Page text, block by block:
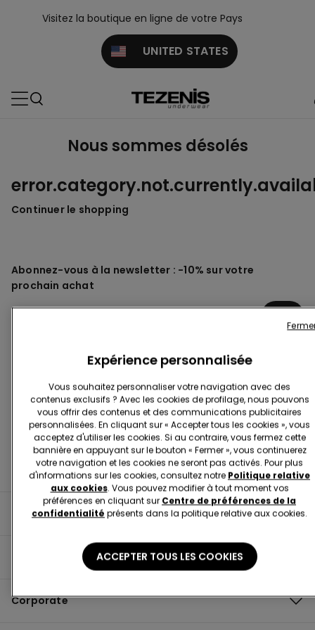
Visitez la boutique en ligne de votre Pays
UNITED STATES
Nous sommes désolés
Continuer le shopping
Abonnez-vous à la newsletter : -10% sur votre
prochain achat
Trouver Une Boutique
Informations utiles
Guide du produit
Corporate
Expérience personnalisée
Vous souhaitez personnaliser votre navigation avec des
contenus exclusifs ? Avec les cookies de profilage, nous pouvons
vous offrir des contenus et des communications publicitaires
personnalisées. En cliquant sur « Accepter tous les cookies », vous
acceptez d'utiliser les cookies. Si au contraire, vous fermez cette
bannière en appuyant sur le bouton « Fermer », vous continuerez
votre navigation et les cookies ne seront pas activés. Pour plus
d'informations sur les cookies, consultez notre Politique relative
aux cookies. Vous pouvez modifier à tout moment vos
préférences en cliquant sur Centre de préférences de la
confidentialité présents dans la politique relative aux cookies.
ACCEPTER TOUS LES COOKIES